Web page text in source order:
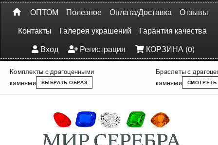
ОПТОМ Полезное Оплата/Доставка
Отзывы
Контакты
Галерея украшений
Гарантия качества
Вход
Регистрация КОРЗИНА (0)
Комплекты с драгоценными
камнями
ВЫБРАТЬ ОБРАЗ
Браслеты с
камнями
СМОТРЕТЬ